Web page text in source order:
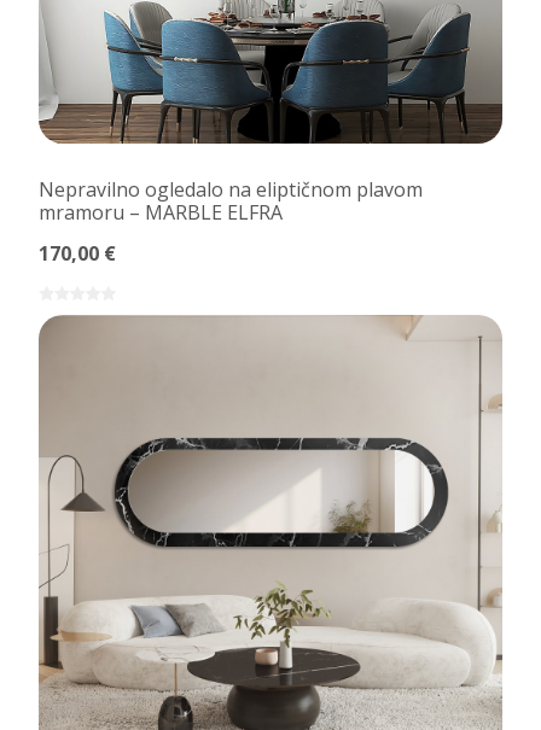
Nepravilno ogledalo na eliptičnom plavom
mramoru – MARBLE ELFRA
170,00 €